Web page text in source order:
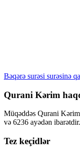
Bəqərə surəsi surəsinə
Qurani Kərim
Müqəddəs Qurani
və 6236 ayədən ibarətdir.
Tez keçidlər